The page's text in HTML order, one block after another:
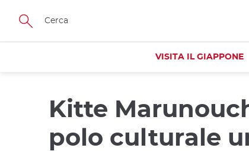
Skip
main
VISITA IL GIAPPONE
Kitte
polo culturale